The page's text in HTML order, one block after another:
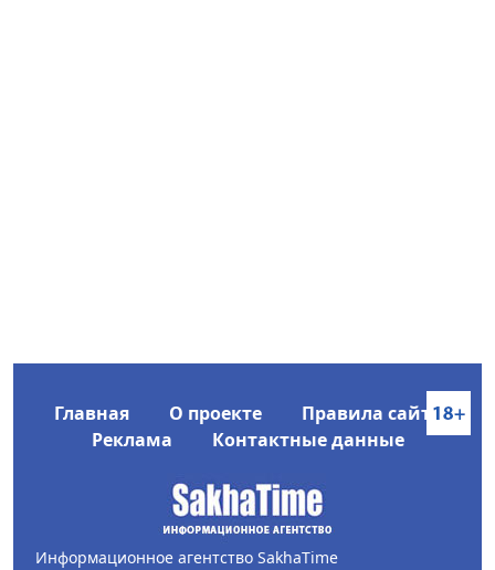
Главная О проекте
Правила сайта
Реклама
Контактные данные
Информационное агентство SakhaTime